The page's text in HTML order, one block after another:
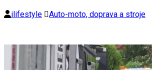
ilifestyle Auto-moto, doprava a stroje